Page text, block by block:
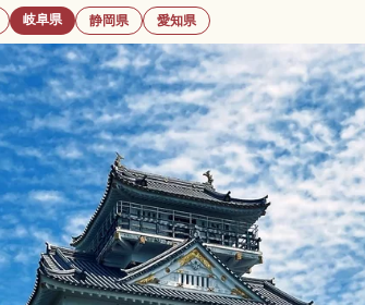
岐阜県 静岡県 愛知県